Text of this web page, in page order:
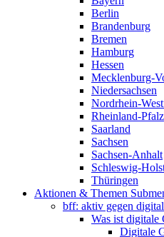
Berlin
Brandenburg
Bremen
Hamburg
Hessen
Mecklenburg-
Niedersachsen
Nordrhein-
Rheinland-Pfalz
Saarland
Sachsen
Sachsen-Anhalt
Schleswig-
Thüringen
Aktionen & Themen
bff: aktiv gegen
Was ist digitale
Digitale